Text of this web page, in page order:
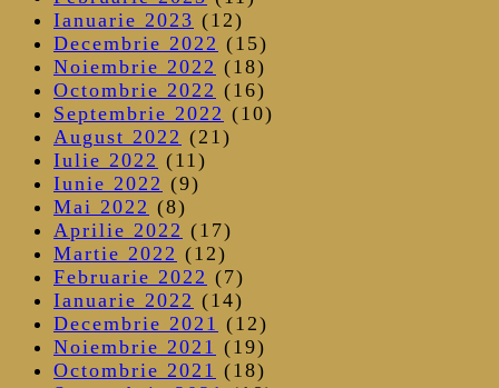
Ianuarie 2023 (12)
Decembrie 2022 (15)
Noiembrie 2022 (18)
Octombrie 2022 (16)
Septembrie 2022 (10)
August 2022 (21)
Iulie 2022 (11)
Iunie 2022 (9)
Mai 2022 (8)
Aprilie 2022 (17)
Martie 2022 (12)
Februarie 2022 (7)
Ianuarie 2022 (14)
Decembrie 2021 (12)
Noiembrie 2021 (19)
Octombrie 2021 (18)